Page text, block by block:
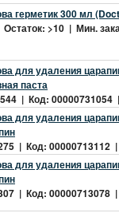
герметик 300 мл
>10 | Мин.
для удаления
паста
| Код: 00000731054
для удаления
| Код: 00000713112
для удаления
| Код: 00000713078